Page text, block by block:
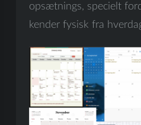
opsætnings, specielt
kender fysisk fra